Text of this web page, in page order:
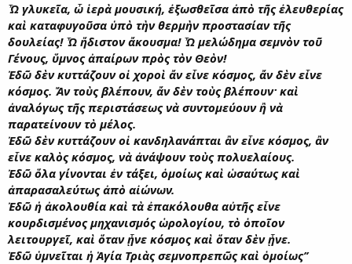
Ὦ γλυκεῖα, ὦ ἱερὰ μουσική, ἐξωσθεῖσα ἀπὸ τῆς ἐλευθερίας
καὶ καταφυγοῦσα ὑπὸ τὴν θερμὴν προστασίαν τῆς
δουλείας! Ὦ ἥδιστον ἄκουσμα! Ὦ μελώδημα σεμνὸν τοῦ
Γένους, ὕμνος ἀπαίρων πρὸς τὸν Θεὸν!
Ἐδῶ δὲν κυττάζουν οἱ χοροὶ ἄν εἶνε κόσμος, ἄν δὲν εἶνε
κόσμος. Ἄν τοὺς βλέπουν, ἄν δὲν τοὺς βλέπουν· καὶ
ἀναλόγως τῆς περιστάσεως νὰ συντομεύουν ἢ νὰ
παρατείνουν τὸ μέλος.
Ἐδῶ δὲν κυττάζουν οἱ κανδηλανάπται ἂν εἶνε κόσμος, ἂν
εἶνε καλὸς κόσμος, νὰ ἀνάψουν τοὺς πολυελαίους.
Ἐδῶ ὅλα γίνονται ἐν τάξει, ὁμοίως καὶ ὡσαύτως καὶ
ἀπαρασαλεύτως ἀπὸ αἰώνων.
Ἐδῶ ἡ ἀκολουθία καὶ τὰ ἐπακόλουθα αὐτῆς εἶνε
κουρδισμένος μηχανισμός ὡρολογίου, τὸ ὁποῖον
λειτουργεῖ, καὶ ὅταν ᾖνε κόσμος καὶ ὅταν δὲν ᾖνε.
Ἐδῶ ὑμνεῖται ἡ Ἁγία Τριὰς σεμνοπρεπῶς καὶ ὁμοίως’’